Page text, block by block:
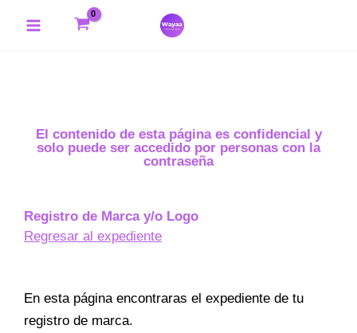
Main
El contenido de esta página es confidencial y
solo puede ser accedido por personas con la
contraseña
Registro de Marca y/o Logo
Regresar al expediente
En esta página encontraras el expediente de tu
registro de marca.